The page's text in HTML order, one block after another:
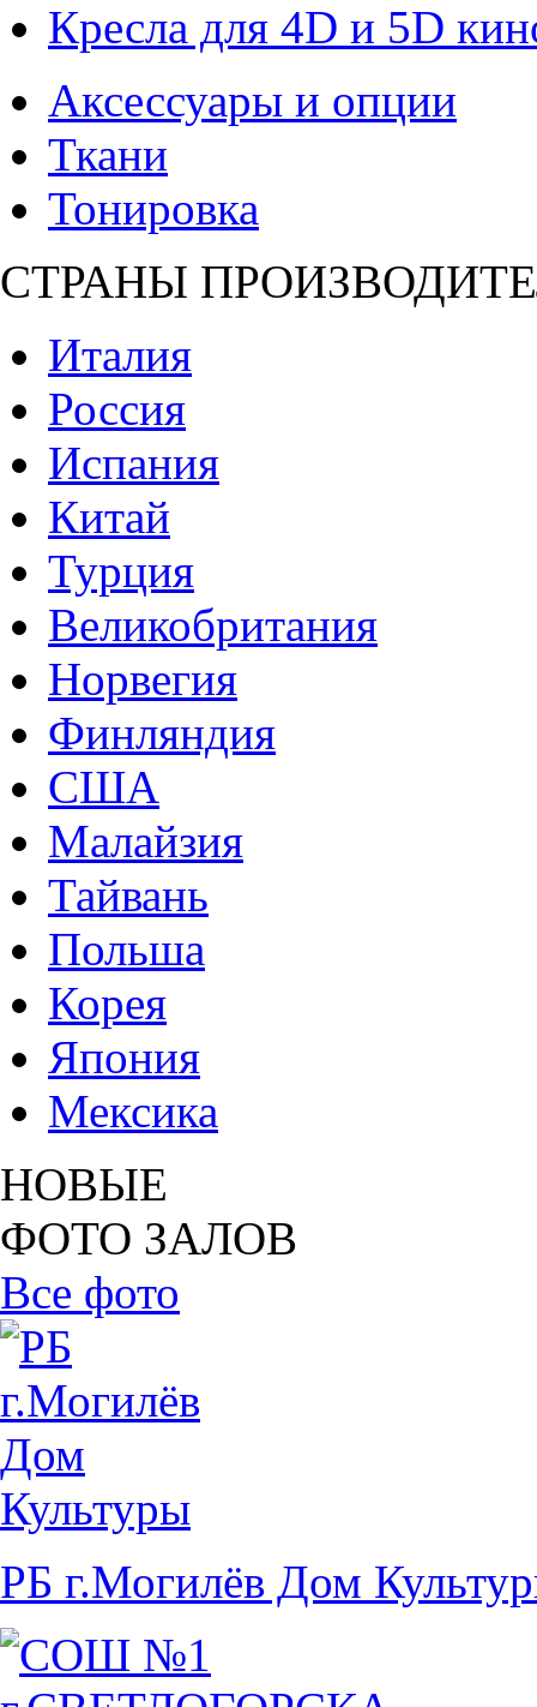
Кресла для 4D и 5D
Аксессуары и опции
Ткани
Тонировка
СТРАНЫ
Италия
Россия
Испания
Китай
Турция
Великобритания
Норвегия
Финляндия
США
Малайзия
Тайвань
Польша
Корея
Япония
Мексика
НОВЫЕ
ФОТО ЗАЛОВ
Все фото
РБ г.Могилёв Дом